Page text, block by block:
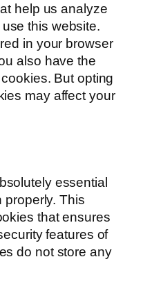
help us analyze
this website.
in your browser
also have the
But opting
may affect your
essential
properly. This
that ensures
features of
do not store any